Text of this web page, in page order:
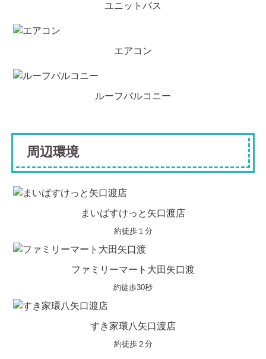
ユニットバス
エアコン
ルーフバルコニー
周辺環境
まいばすけっと矢口渡店
約徒歩１分
ファミリーマート大田矢口渡
約徒歩30秒
すき家環八矢口渡店
約徒歩２分